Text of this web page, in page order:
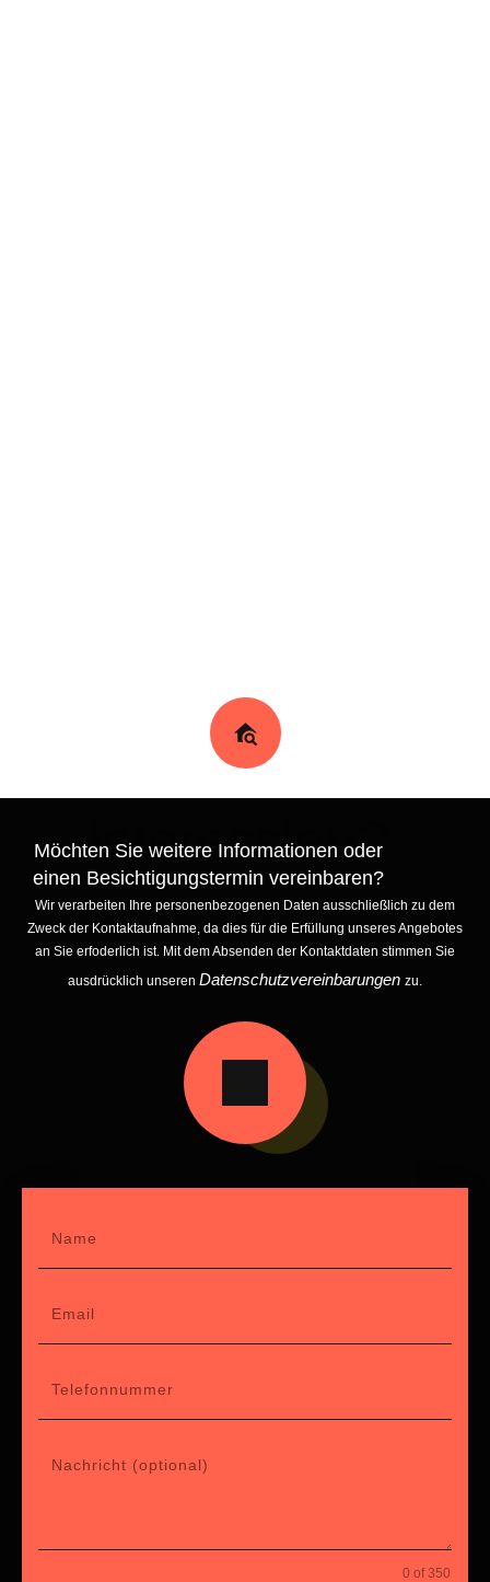
interessiert?
Möchten Sie weitere Informationen oder
einen Besichtigungstermin vereinbaren?
Wir verarbeiten Ihre personenbezogenen Daten ausschließlich zu dem
Zweck der Kontaktaufnahme, da dies für die Erfüllung unseres Angebotes
an Sie erfoderlich ist. Mit dem Absenden der Kontaktdaten stimmen Sie
ausdrücklich unseren Datenschutzvereinbarungen zu.
0 of 350